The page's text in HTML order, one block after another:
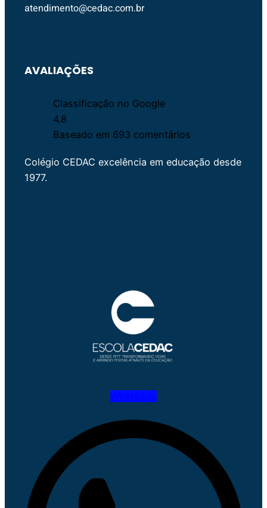
atendimento@cedac.com.br
AVALIAÇÕES
Classificação no Google
4.8
Baseado em 693 comentários
Colégio CEDAC excelência em educação desde
1977.